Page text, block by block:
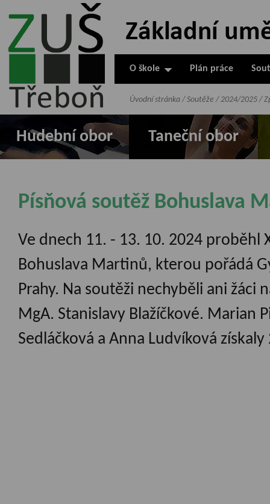
ZUŠ Třeboň -
Základní
umělecká škola
O škole Plán práce
Hudební obor Taneční obor
Úvodní stránka / Soutěže / 2024/2025 /
Písňová soutěž Bohuslava
Ve dnech 11. - 13. 10. 2024 proběhl
Bohuslava Martinů, kterou pořádá
Prahy. Na soutěži nechyběli ani žáci
MgA. Stanislavy Blažíčkové. Marian
Sedláčková a Anna Ludvíková